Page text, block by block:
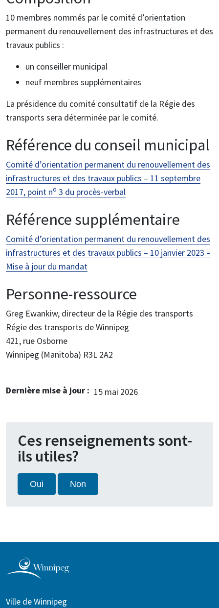
10 membres nommés par le comité d’orientation
permanent du renouvellement des infrastructures et des
travaux publics :
un conseiller municipal
neuf membres supplémentaires
La présidence du comité consultatif de la Régie des
transports sera déterminée par le comité.
Référence du conseil municipal
Comité d’orientation permanent du renouvellement des
infrastructures et des travaux publics – 11 septembre
2017, point no 3 du procès-verbal
Référence supplémentaire
Comité d’orientation permanent du renouvellement des
infrastructures et des travaux publics – 10 janvier 2023 –
Mise à jour du mandat
Personne-ressource
Greg Ewankiw, directeur de la Régie des transports
Régie des transports de Winnipeg
421, rue Osborne
Winnipeg (Manitoba) R3L 2A2
Dernière mise à jour 15 mai 2026
Ces renseignements sont-
ils utiles?
Oui Non
Ville de Winnipeg